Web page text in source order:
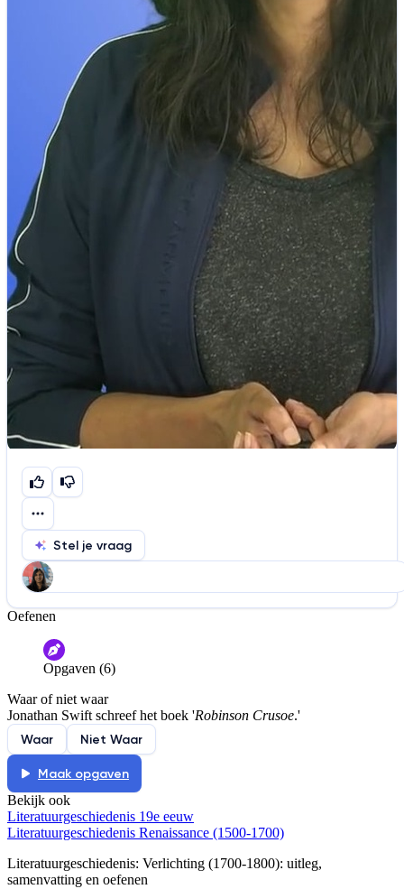
Stel je vraag
Help ons de video te verbeteren
De audio is slecht
Informatie is onjuist
De docent is te langdradig
De uitleg gaat te langzaam
Afspelen werkte niet
Oefenen
Opgaven (6)
Waar of niet waar
Jonathan Swift schreef het boek 'Robinson Crusoe.'
Waar
Niet Waar
Maak opgaven
Bekijk ook
Literatuurgeschiedenis 19e eeuw
Literatuurgeschiedenis Renaissance (1500-1700)
Literatuurgeschiedenis: Verlichting (1700-1800): uitleg,
samenvatting en oefenen